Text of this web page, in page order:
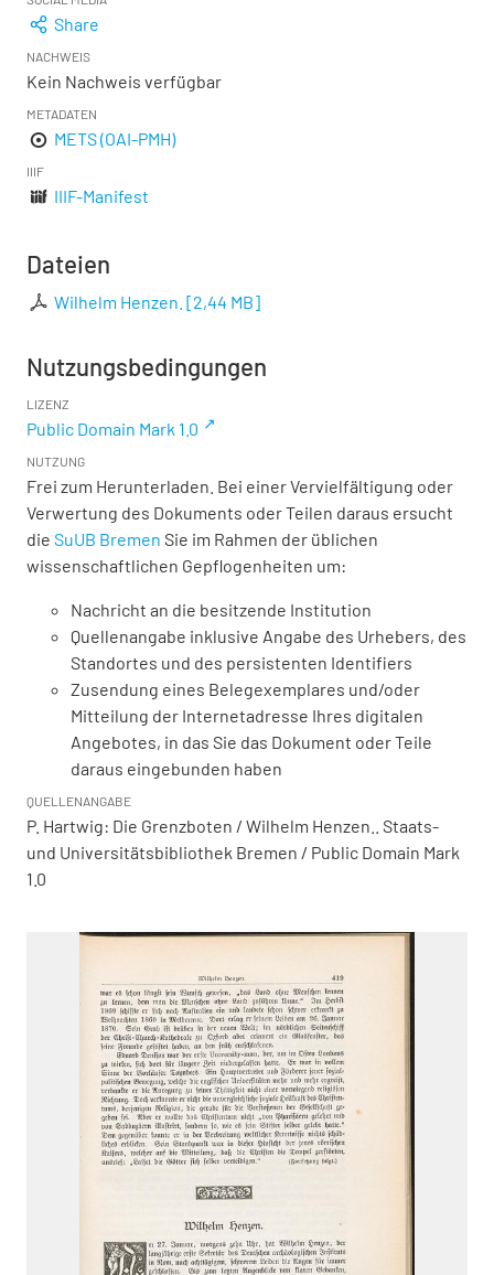
Share
NACHWEIS
Kein Nachweis verfügbar
METADATEN
METS (OAI-PMH)
IIIF
IIIF-Manifest
Dateien
Wilhelm Henzen. [2,44 MB]
Nutzungsbedingungen
LIZENZ
Public Domain Mark 1.0
NUTZUNG
Frei zum Herunterladen. Bei einer Vervielfältigung oder
Verwertung des Dokuments oder Teilen daraus ersucht
die SuUB Bremen Sie im Rahmen der üblichen
wissenschaftlichen Gepflogenheiten um:
Nachricht an die besitzende Institution
Quellenangabe inklusive Angabe des Urhebers, des
Standortes und des persistenten Identifiers
Zusendung eines Belegexemplares und/oder
Mitteilung der Internetadresse Ihres digitalen
Angebotes, in das Sie das Dokument oder Teile
daraus eingebunden haben
QUELLENANGABE
P. Hartwig: Die Grenzboten / Wilhelm Henzen.. Staats-
und Universitätsbibliothek Bremen / Public Domain Mark
1.0